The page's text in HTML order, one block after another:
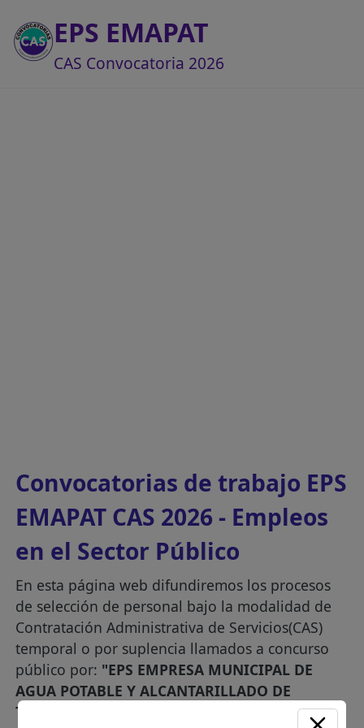
EPS EMAPAT
CAS Convocatoria 2026
Convocatorias de trabajo EPS
EMAPAT CAS 2026 - Empleos
en el Sector Público
En esta página web difundiremos los procesos
de selección de personal bajo la modalidad de
Contratación Administrativa de Servicios(CAS)
temporal o por suplencia llamados a concurso
público por: "EPS EMPRESA MUNICIPAL DE
AGUA POTABLE Y ALCANTARILLADO DE
TAMBOPATA (EMAPAT)"